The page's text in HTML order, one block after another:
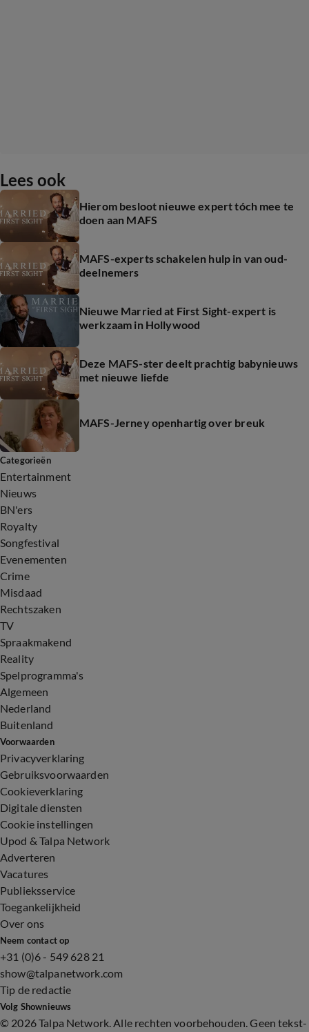
Lees ook
Hierom besloot nieuwe expert tóch mee te
doen aan MAFS
MAFS-experts schakelen hulp in van oud-
deelnemers
Nieuwe Married at First Sight-expert is
werkzaam in Hollywood
Deze MAFS-ster deelt prachtig babynieuws
met nieuwe liefde
MAFS-Jerney openhartig over breuk
Categorieën
Entertainment
Nieuws
BN'ers
Royalty
Songfestival
Evenementen
Crime
Misdaad
Rechtszaken
TV
Spraakmakend
Reality
Spelprogramma's
Algemeen
Nederland
Buitenland
Voorwaarden
Privacyverklaring
Gebruiksvoorwaarden
Cookieverklaring
Digitale diensten
Cookie instellingen
Upod & Talpa Network
Adverteren
Vacatures
Publieksservice
Toegankelijkheid
Over ons
Neem contact op
+31 (0)6 - 549 628 21
show@talpanetwork.com
Tip de redactie
Volg Shownieuws
© 2026 Talpa Network. Alle rechten voorbehouden. Geen tekst-